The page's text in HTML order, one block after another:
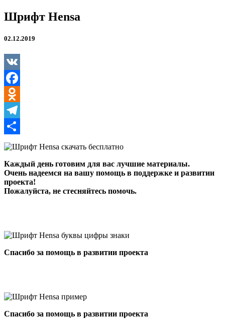
Шрифт
Hensa
Шрифт Hensa
02.12.2019
VK
Facebook
Odnoklassniki
Telegram
Отправить
Каждый день готовим для вас лучшие материалы.
Очень надеемся на вашу помощь в поддержке и развитии
проекта!
Пожалуйста, не стесняйтесь помочь.
Спасибо за помощь в развитии проекта
Спасибо за помощь в развитии проекта